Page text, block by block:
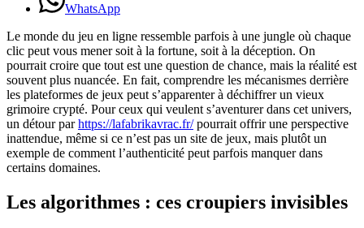
WhatsApp
Le monde du jeu en ligne ressemble parfois à une jungle où chaque
clic peut vous mener soit à la fortune, soit à la déception. On
pourrait croire que tout est une question de chance, mais la réalité est
souvent plus nuancée. En fait, comprendre les mécanismes derrière
les plateformes de jeux peut s’apparenter à déchiffrer un vieux
grimoire crypté. Pour ceux qui veulent s’aventurer dans cet univers,
un détour parhttps://lafabrikavrac.fr/pourrait offrir une perspective
inattendue, même si ce n’est pas un site de jeux, mais plutôt un
exemple de comment l’authenticité peut parfois manquer dans
certains domaines.
Les algorithmes : ces croupiers invisibles